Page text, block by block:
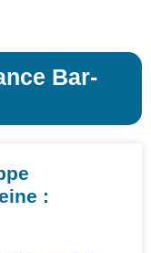
Bar-
: